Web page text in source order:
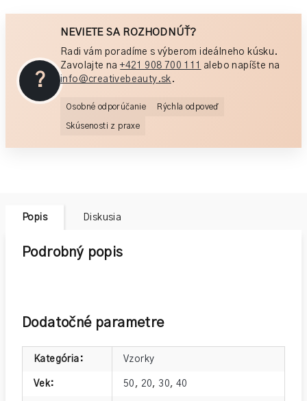
?
NEVIETE SA ROZHODNÚŤ?
Radi vám poradíme s výberom ideálneho kúsku.
Zavolajte na+421 908 700 111
alebo napíšte na
info@creativebeauty.sk .
Osobné odporúčanie Rýchla odpoveď
Skúsenosti z praxe
Popis Diskusia
Podrobný popis
Dodatočné parametre
Kategória : Vzorky
Vek: 50 , 20, 30, 40